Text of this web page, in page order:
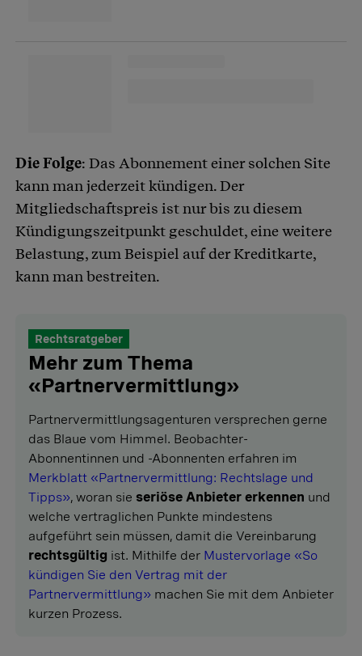
Die Folge: Das Abonnement einer solchen Site
kann man jederzeit kündigen. Der
Mitgliedschaftspreis ist nur bis zu diesem
Kündigungszeitpunkt geschuldet, eine weitere
Belastung, zum Beispiel auf der Kreditkarte,
kann man bestreiten.
Rechtsratgeber
Mehr zum Thema
«Partnervermittlung»
Partnervermittlungsagenturen versprechen gerne
das Blaue vom Himmel. Beobachter-
Abonnentinnen und -Abonnenten erfahren im
Merkblatt «Partnervermittlung: Rechtslage und
Tipps», woran sie seriöse Anbieter erkennen und
welche vertraglichen Punkte mindestens
aufgeführt sein müssen, damit die Vereinbarung
rechtsgültig ist. Mithilfe der Mustervorlage «So
kündigen Sie den Vertrag mit der
Partnervermittlung» machen Sie mit dem Anbieter
kurzen Prozess.